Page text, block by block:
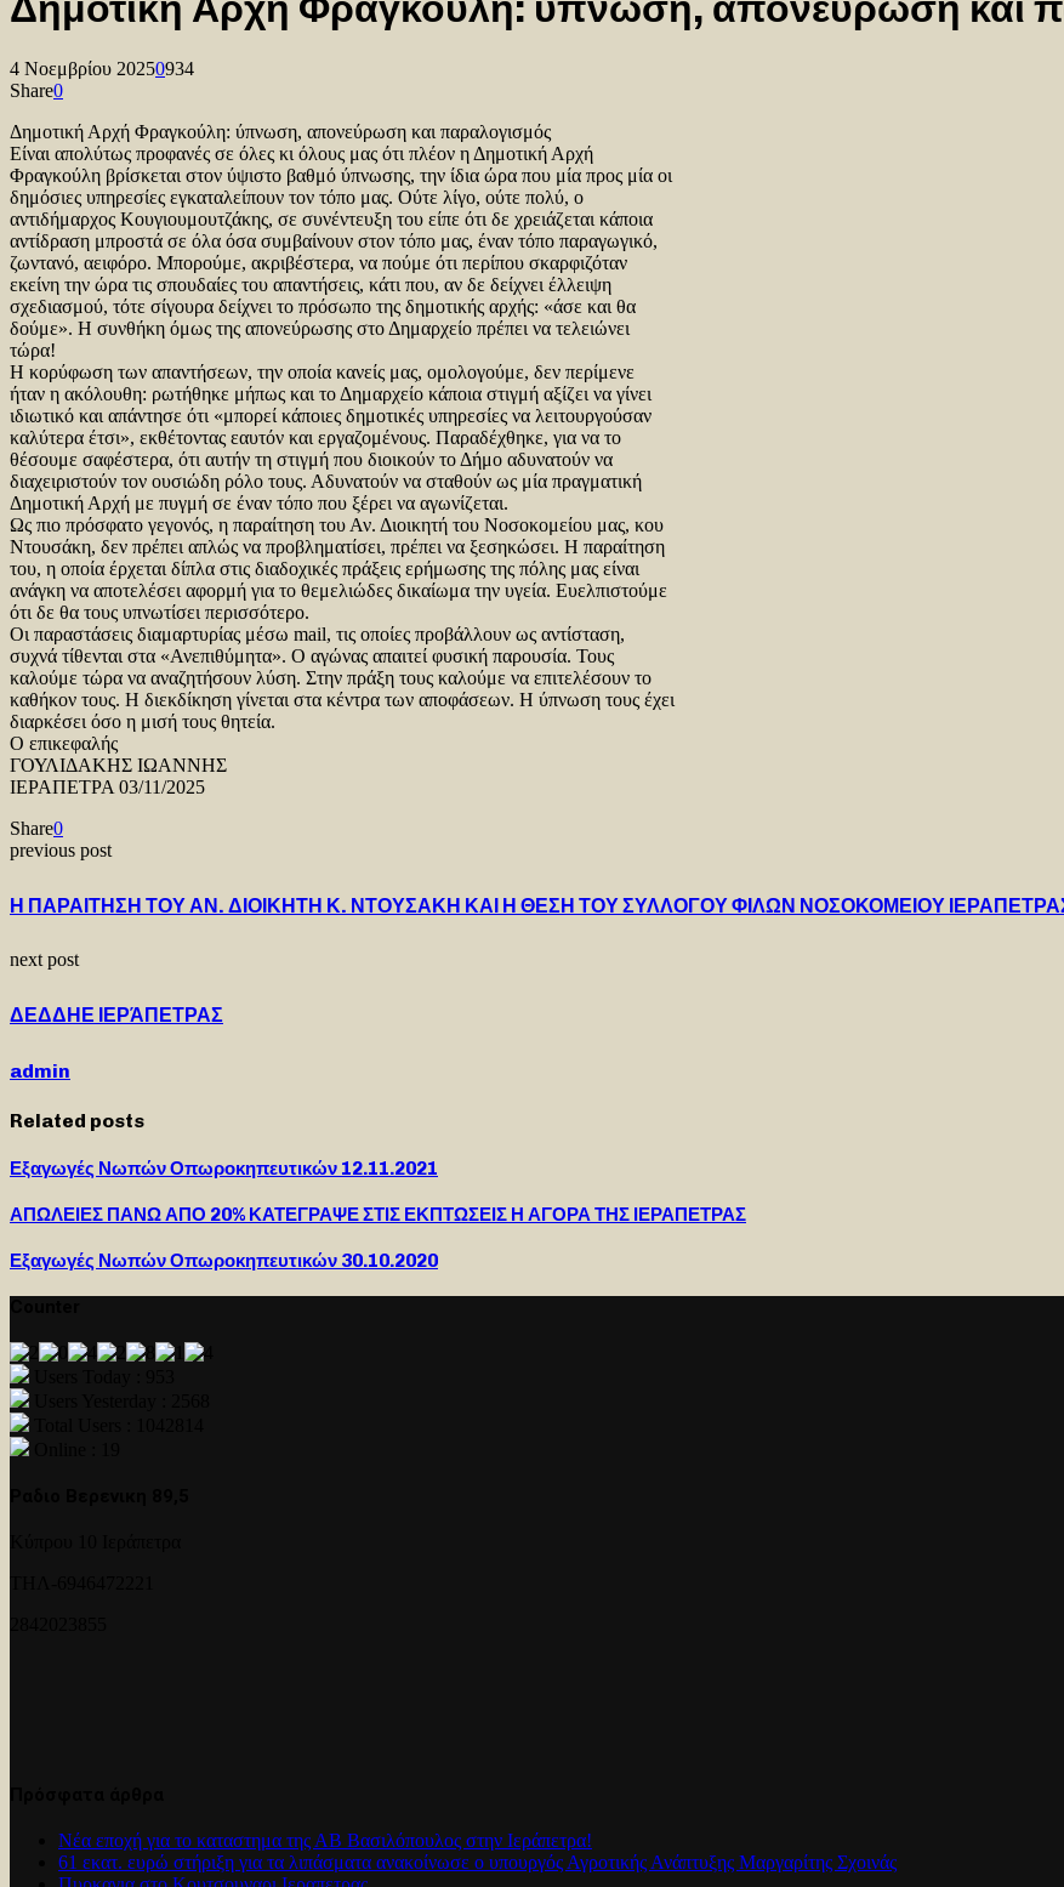
4 Νοεμβρίου 20250934
Share0
Δημοτική Αρχή Φραγκούλη: ύπνωση, απονεύρωση και παραλογισμός
Είναι απολύτως προφανές σε όλες κι όλους μας ότι πλέον η Δημοτική Αρχή
Φραγκούλη βρίσκεται στον ύψιστο βαθμό ύπνωσης, την ίδια ώρα που μία προς μία οι
δημόσιες υπηρεσίες εγκαταλείπουν τον τόπο μας. Ούτε λίγο, ούτε πολύ, ο
αντιδήμαρχος Κουγιουμουτζάκης, σε συνέντευξη του είπε ότι δε χρειάζεται κάποια
αντίδραση μπροστά σε όλα όσα συμβαίνουν στον τόπο μας, έναν τόπο παραγωγικό,
ζωντανό, αειφόρο. Μπορούμε, ακριβέστερα, να πούμε ότι περίπου σκαρφιζόταν
εκείνη την ώρα τις σπουδαίες του απαντήσεις, κάτι που, αν δε δείχνει έλλειψη
σχεδιασμού, τότε σίγουρα δείχνει το πρόσωπο της δημοτικής αρχής: «άσε και θα
δούμε». Η συνθήκη όμως της απονεύρωσης στο Δημαρχείο πρέπει να τελειώνει
τώρα!
Η κορύφωση των απαντήσεων, την οποία κανείς μας, ομολογούμε, δεν περίμενε
ήταν η ακόλουθη: ρωτήθηκε μήπως και το Δημαρχείο κάποια στιγμή αξίζει να γίνει
ιδιωτικό και απάντησε ότι «μπορεί κάποιες δημοτικές υπηρεσίες να λειτουργούσαν
καλύτερα έτσι», εκθέτοντας εαυτόν και εργαζομένους. Παραδέχθηκε, για να το
θέσουμε σαφέστερα, ότι αυτήν τη στιγμή που διοικούν το Δήμο αδυνατούν να
διαχειριστούν τον ουσιώδη ρόλο τους. Αδυνατούν να σταθούν ως μία πραγματική
Δημοτική Αρχή με πυγμή σε έναν τόπο που ξέρει να αγωνίζεται.
Ως πιο πρόσφατο γεγονός, η παραίτηση του Αν. Διοικητή του Νοσοκομείου μας, κου
Ντουσάκη, δεν πρέπει απλώς να προβληματίσει, πρέπει να ξεσηκώσει. Η παραίτηση
του, η οποία έρχεται δίπλα στις διαδοχικές πράξεις ερήμωσης της πόλης μας είναι
ανάγκη να αποτελέσει αφορμή για το θεμελιώδες δικαίωμα την υγεία. Ευελπιστούμε
ότι δε θα τους υπνωτίσει περισσότερο.
Οι παραστάσεις διαμαρτυρίας μέσω mail, τις οποίες προβάλλουν ως αντίσταση,
συχνά τίθενται στα «Ανεπιθύμητα». Ο αγώνας απαιτεί φυσική παρουσία. Τους
καλούμε τώρα να αναζητήσουν λύση. Στην πράξη τους καλούμε να επιτελέσουν το
καθήκον τους. Η διεκδίκηση γίνεται στα κέντρα των αποφάσεων. Η ύπνωση τους έχει
διαρκέσει όσο η μισή τους θητεία.
Ο επικεφαλής
ΓΟΥΛΙΔΑΚΗΣ ΙΩΑΝΝΗΣ
ΙΕΡΑΠΕΤΡΑ 03/11/2025
Share0
previous post
Η ΠΑΡΑΙΤΗΣΗ ΤΟΥ ΑΝ. ΔΙΟΙΚΗΤΗ Κ. ΝΤΟΥΣΑΚΗ ΚΑΙ Η ΘΕΣΗ ΤΟΥ ΣΥΛΛΟΓΟΥ ΦΙΛΩΝ ΝΟΣΟΚΟΜΕΙΟΥ
next post
ΔΕΔΔΗΕ ΙΕΡΆΠΕΤΡΑΣ
admin
Related posts
Εξαγωγές Νωπών Οπωροκηπευτικών 12.11.2021
ΑΠΩΛΕΙΕΣ ΠΑΝΩ ΑΠΟ 20% ΚΑΤΕΓΡΑΨΕ ΣΤΙΣ ΕΚΠΤΩΣΕΙΣ Η ΑΓΟΡΑ ΤΗΣ ΙΕΡΑΠΕΤΡΑΣ
Εξαγωγές Νωπών Οπωροκηπευτικών 30.10.2020
Νέα εποχή για το καταστημα της ΑΒ Βασιλόπουλος στην Ιεράπετρα!
61 εκατ. ευρώ στήριξη για τα λιπάσματα ανακοίνωσε ο υπουργός Αγροτικής Ανάπτυξης Μαργαρίτης Σχοινάς